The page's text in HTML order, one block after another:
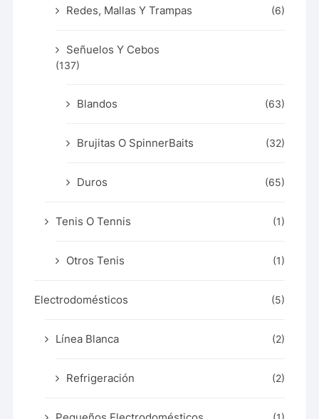
Redes, Mallas Y Trampas (6)
Señuelos Y Cebos
(137)
Blandos (63)
Brujitas O SpinnerBaits (32)
Duros (65)
Tenis O Tennis (1)
Otros Tenis (1)
Electrodomésticos (5)
Línea Blanca (2)
Refrigeración (2)